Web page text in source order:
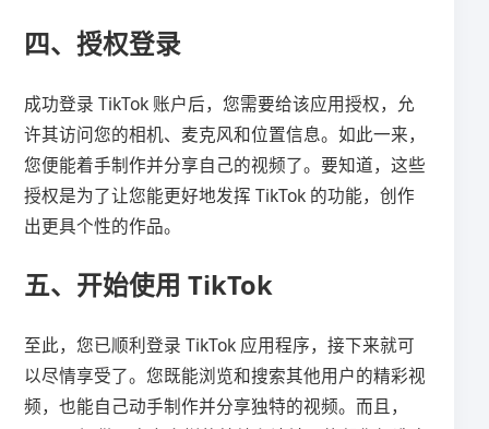
四、授权登录
成功登录 TikTok 账户后，您需要给该应用授权，允
许其访问您的相机、麦克风和位置信息。如此一来，
您便能着手制作并分享自己的视频了。要知道，这些
授权是为了让您能更好地发挥 TikTok 的功能，创作
出更具个性的作品。
五、开始使用 TikTok
至此，您已顺利登录 TikTok 应用程序，接下来就可
以尽情享受了。您既能浏览和搜索其他用户的精彩视
频，也能自己动手制作并分享独特的视频。而且，